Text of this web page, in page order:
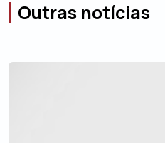
Outras notícias